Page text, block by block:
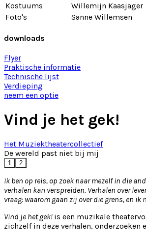
Kostuums
Willemijn Kaasjager
Foto's
Sanne Willemsen
downloads
Flyer
Praktische informatie
Technische lijst
Verdieping
neem een optie
Vind je het gek!
Het Muziektheatercollectief
De wereld past niet bij mij
1 2
Ik ben op reis, op zoek naar mezelf in die
verhalen kan verspreiden. Verhalen over
vraag: waarom gaan zij over die grens, en ik
Vind je het gek! is een muzikale
zichzelf in deze verhalen, onderzoeken